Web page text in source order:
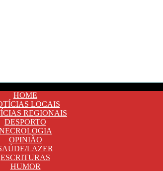
HOME
LOCAIS
REGIONAIS
DESPORTO
OPINIÃO
LAZER
ESCRITURAS
HUMOR